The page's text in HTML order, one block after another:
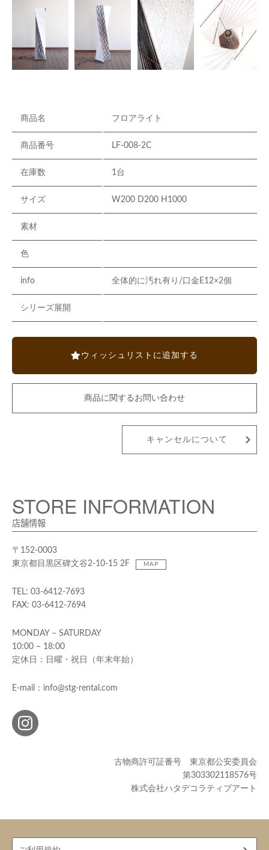
商品名 フロアライト
商品番号 LF-008-2C
在庫数 1台
サイズ W200 D200 H1000
素材
色
info 全体的に汚れ有り/口金E12×2個
シリーズ展開
ウィッシュリストに追加する
商品に関するお問い合わせ
キャンセルについて
STORE INFORMATION
店舗情報
〒152-0003
東京都目黒区碑文谷2-10-15 2F
MAP
TEL: 03-6412-7693
FAX: 03-6412-7694
MONDAY – SATURDAY
10:00 – 18:00
定休日：日曜・祝日（年末年始）
E-mail：info@stg-rental.com
古物商許可証番号 東京都公安委員会
第303302118576号
株式会社ハタデコラティブアート